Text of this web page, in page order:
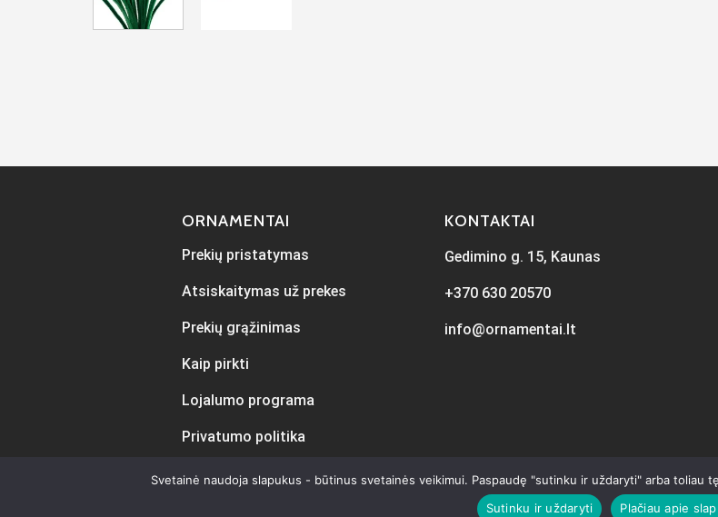
ORNAMENTAI
Prekių pristatymas
Atsiskaitymas už prekes
Prekių grąžinimas
Kaip pirkti
Lojalumo programa
Privatumo politika
KONTAKTAI
Gedimino g. 15, Kaunas
+370 630 20570
info@ornamentai.lt
Visos teisės priklauso Ornamentai.lt ©
Svetainė naudoja slapukus - būtinus svetainės veikimui. Paspaudę "sutinku ir uždaryti" arba toliau
Sutinku ir uždaryti
Plačiau apie